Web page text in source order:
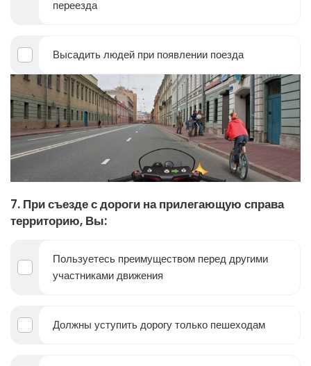
переезда
Высадить людей при появлении поезда
7. При съезде с дороги на прилегающую справа
территорию, Вы:
Пользуетесь преимуществом перед другими
участниками движения
Должны уступить дорогу только пешеходам